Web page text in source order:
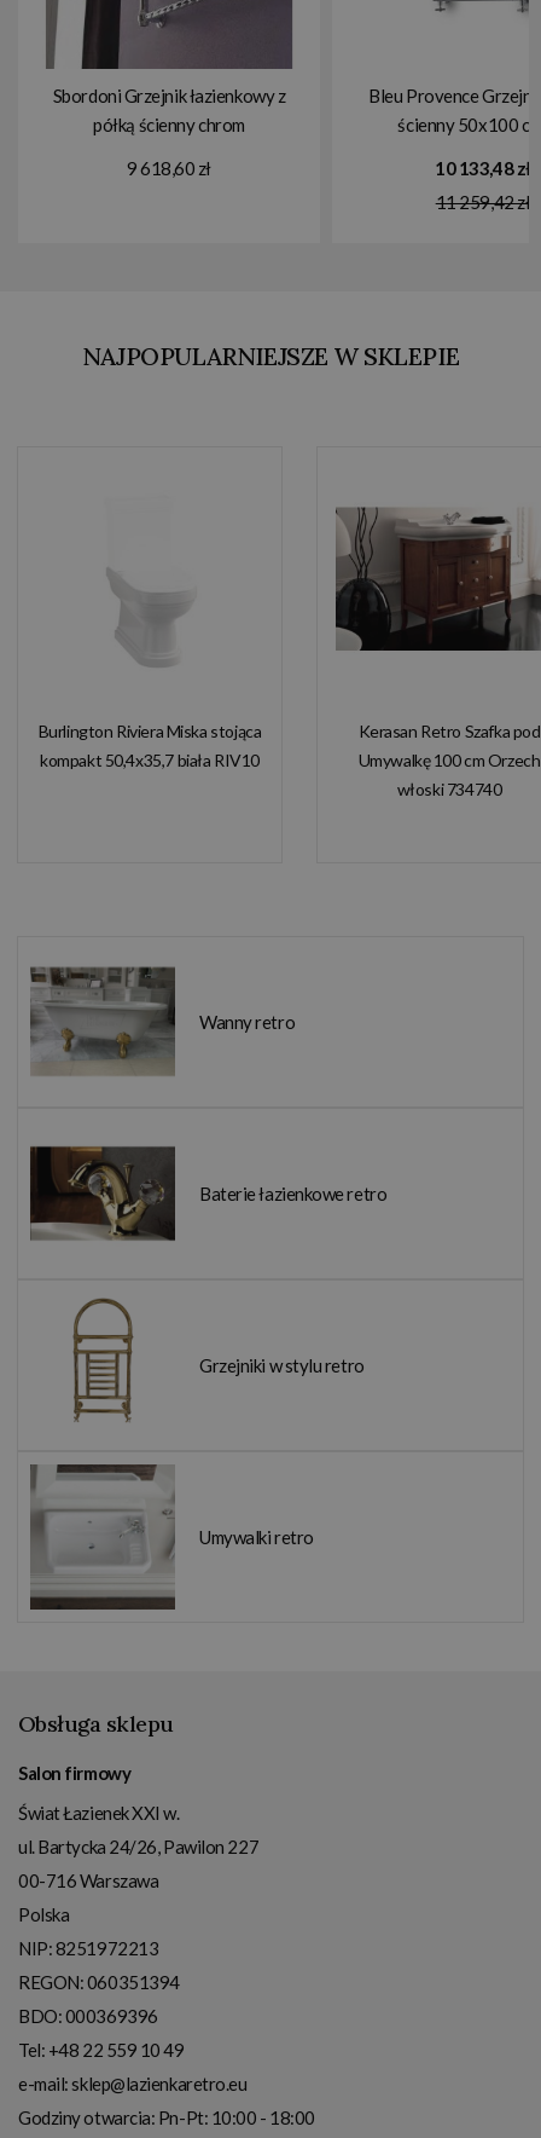
Sbordoni Grzejnik łazienkowy z
półką ścienny chrom
9 618,60 zł
Bleu Provence
ścienny 50x100
10 133,48 zł
11 259,42 zł
NAJPOPULARNIEJSZE W SKLEPIE
Burlington Riviera Miska stojąca
kompakt 50,4x35,7 biała RIV10
Kerasan Retro Szafka pod
Umywalkę 100 cm Orzech
włoski 734740
Wanny retro
Baterie łazienkowe retro
Grzejniki w stylu retro
Umywalki retro
Obsługa sklepu
Salon firmowy
Świat Łazienek XXI w.
ul. Bartycka 24/26, Pawilon 227
00-716Warszawa
Polska
NIP:8251972213
REGON: 060351394
BDO: 000369396
Tel: +48 22 559 10 49
e-mail:sklep@lazienkaretro.eu
Godziny otwarcia: Pn-Pt: 10:00 - 18:00